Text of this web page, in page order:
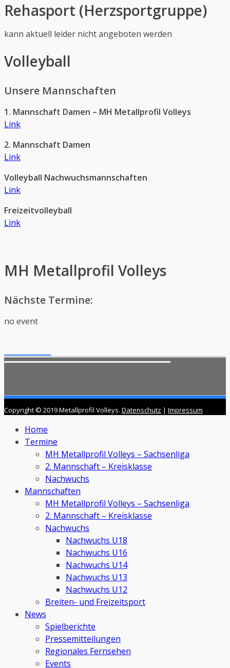
Rehasport (Herzsportgruppe)
kann aktuell leider nicht angeboten werden
Volleyball
Unsere Mannschaften
1. Mannschaft Damen – MH Metallprofil Volleys
Link
2. Mannschaft Damen
Link
Volleyball Nachwuchsmannschaften
Link
Freizeitvolleyball
Link
MH Metallprofil Volleys
Nächste Termine:
no event
Copyright © 2019 Metallprofil Volleys. Datenschutz | Impressum
Nach
oben
Home
Termine
MH Metallprofil Volleys – Sachsenliga
2. Mannschaft – Kreisklasse
Nachwuchs
Mannschaften
MH Metallprofil Volleys – Sachsenliga
2. Mannschaft – Kreisklasse
Nachwuchs
Nachwuchs U18
Nachwuchs U16
Nachwuchs U14
Nachwuchs U13
Nachwuchs U12
Breiten- und Freizeitsport
News
Spielberichte
Pressemitteilungen
Regionales Fernsehen
Events